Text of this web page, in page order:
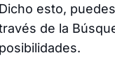
Dicho esto,
de la
posibilidades.